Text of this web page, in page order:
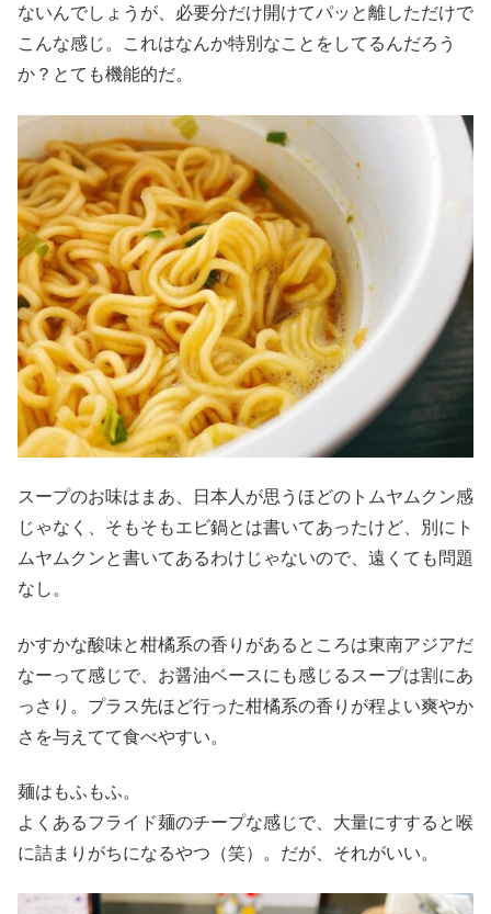
ないんでしょうが、必要分だけ開けてパッと離しただけで
こんな感じ。これはなんか特別なことをしてるんだろう
か？とても機能的だ。
スープのお味はまあ、日本人が思うほどのトムヤムクン感
じゃなく、そもそもエビ鍋とは書いてあったけど、別にト
ムヤムクンと書いてあるわけじゃないので、遠くても問題
なし。
かすかな酸味と柑橘系の香りがあるところは東南アジアだ
なーって感じで、お醤油ベースにも感じるスープは割にあ
っさり。プラス先ほど行った柑橘系の香りが程よい爽やか
さを与えてて食べやすい。
麺はもふもふ。
よくあるフライド麺のチープな感じで、大量にすすると喉
に詰まりがちになるやつ（笑）。だが、それがいい。